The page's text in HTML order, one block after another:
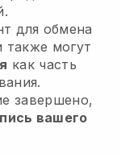
для обмена
также могут
как часть
завершено,
вашего